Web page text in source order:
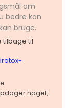
om
bedre kan
bruge.
tilbage til
noget,